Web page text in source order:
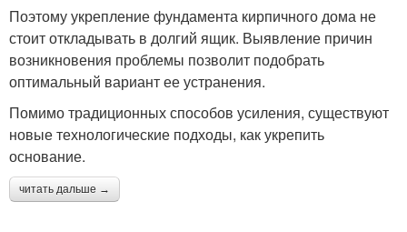
Поэтому укрепление фундамента кирпичного дома не
стоит откладывать в долгий ящик. Выявление причин
возникновения проблемы позволит подобрать
оптимальный вариант ее устранения.
Помимо традиционных способов усиления, существуют
новые технологические подходы, как укрепить
основание.
читать дальше →